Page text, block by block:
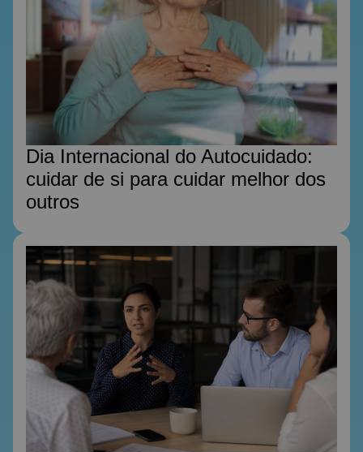
Dia Internacional do Autocuidado:
cuidar de si para cuidar melhor dos
outros